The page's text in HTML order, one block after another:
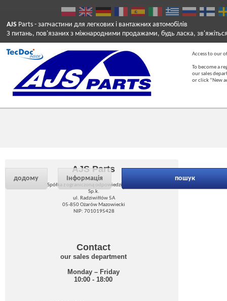
AJS Parts - запчастини для легкових і вантажних автомобілів
З питань, пов'язаних з міжнародними продажами, будь ласка,
Access to our
To become a
our sales
or click “New
додому Інформація пошук
AJS Parts
Spółka z ograniczoną odpowiedzialnością
Sp.k.
ul. Radziwiłłów 5A
05-850 Ożarów Mazowiecki
NIP: 7010195428
Contact
our sales department
Monday – Friday
10:00 - 18:00